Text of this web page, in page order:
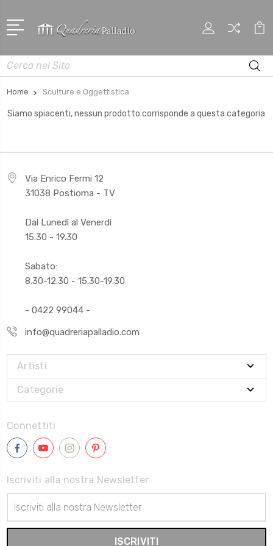
Cerca
Home Sculture e Oggettistica
Siamo spiacenti, nessun prodotto corrisponde a questa categoria
Via Enrico Fermi 12
31038 Postioma - TV
Dal Lunedì al Venerdì
15.30 - 19.30
Sabato:
8.30-12.30 - 15.30-19.30
- 0422 99044 -
info@quadreriapalladio.com
Artisti
Categorie
Connettiti
Iscriviti alla nostra Newsletter
Email